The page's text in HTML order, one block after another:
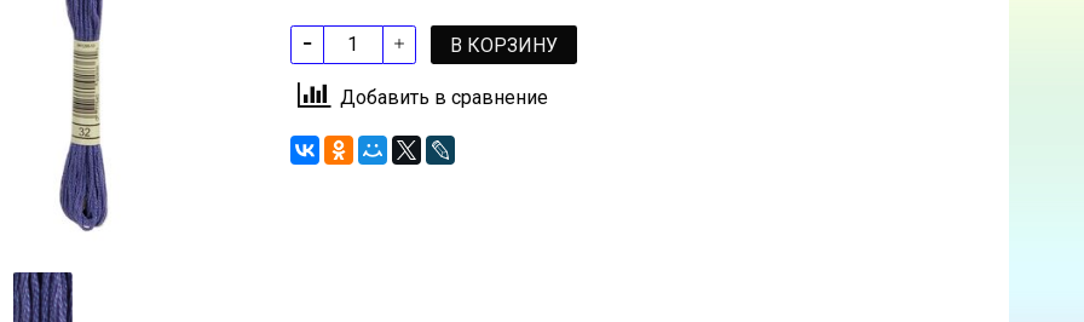
В КОРЗИНУ
Добавить в сравнение